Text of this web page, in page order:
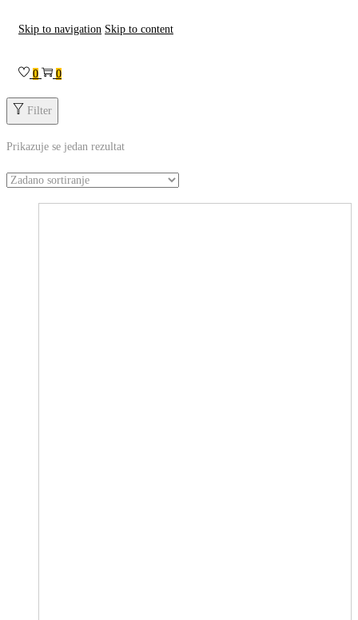
Skip to navigation Skip to content
0 0
Filter
Prikazuje se jedan rezultat